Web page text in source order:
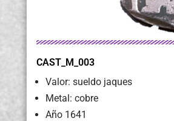
CAST_M_003
Valor: sueldo jaques
Metal: cobre
Año 1641